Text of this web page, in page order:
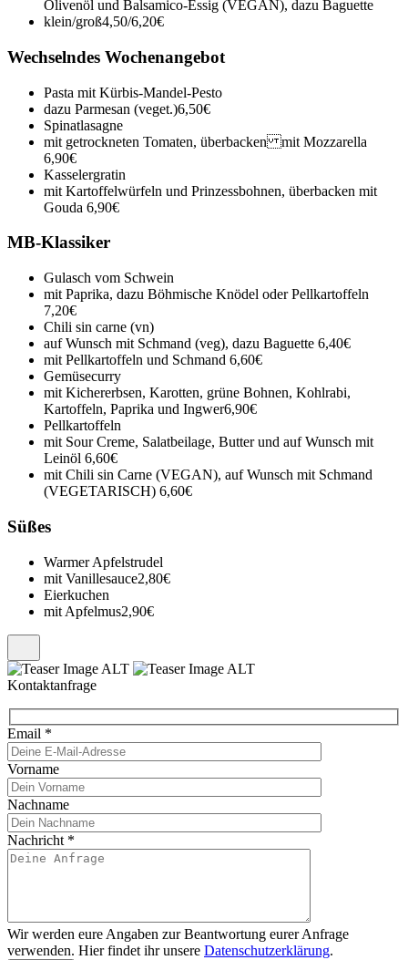
Olivenöl und Balsamico-Essig (VEGAN), dazu Baguette
klein/groß4,50/6,20€
Wechselndes Wochenangebot
Pasta mit Kürbis-Mandel-Pesto
dazu Parmesan (veget.)6,50€
Spinatlasagne
mit getrockneten Tomaten, überbacken mit Mozzarella
6,90€
Kasselergratin
mit Kartoffelwürfeln und Prinzessbohnen, überbacken mit
Gouda 6,90€
MB-Klassiker
Gulasch vom Schwein
mit Paprika, dazu Böhmische Knödel oder Pellkartoffeln
7,20€
Chili sin carne (vn)
auf Wunsch mit Schmand (veg), dazu Baguette 6,40€
mit Pellkartoffeln und Schmand 6,60€
Gemüsecurry
mit Kichererbsen, Karotten, grüne Bohnen, Kohlrabi,
Kartoffeln, Paprika und Ingwer6,90€
Pellkartoffeln
mit Sour Creme, Salatbeilage, Butter und auf Wunsch mit
Leinöl 6,60€
mit Chili sin Carne (VEGAN), auf Wunsch mit Schmand
(VEGETARISCH) 6,60€
Süßes
Warmer Apfelstrudel
mit Vanillesauce2,80€
Eierkuchen
mit Apfelmus2,90€
Kontaktanfrage
Email *
Vorname
Nachname
Nachricht *
Wir werden eure Angaben zur Beantwortung eurer Anfrage
verwenden. Hier findet ihr unsere Datenschutzerklärung.